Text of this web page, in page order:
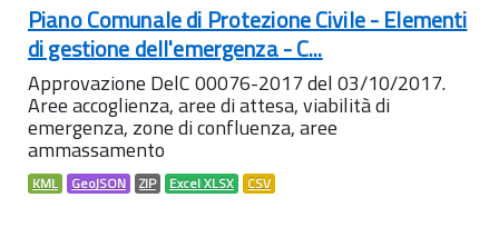
Piano Comunale di Protezione Civile - Elementi
di gestione dell'emergenza - C...
Approvazione DelC 00076-2017 del 03/10/2017.
Aree accoglienza, aree di attesa, viabilità di
emergenza, zone di confluenza, aree
ammassamento
KML GeoJSON ZIP Excel XLSX CSV